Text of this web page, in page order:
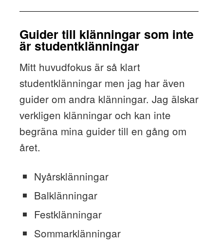
Guider till klänningar som inte
är studentklänningar
Mitt huvudfokus är så klart
studentklänningar men jag har även
guider om andra klänningar. Jag älskar
verkligen klänningar och kan inte
begräna mina guider till en gång om
året.
Nyårsklänningar
Balklänningar
Festklänningar
Sommarklänningar